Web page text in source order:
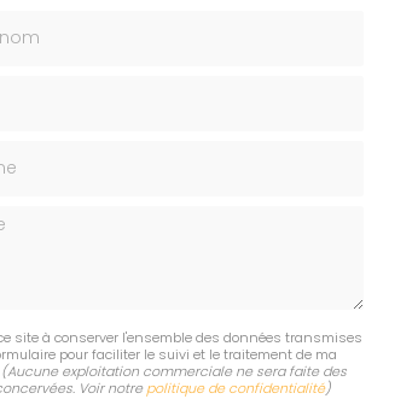
site à conserver l'ensemble des données transmises
pour faciliter le suivi et le traitement de ma
(Aucune exploitation commerciale ne sera faite des
Voir notre politique de confidentialité)